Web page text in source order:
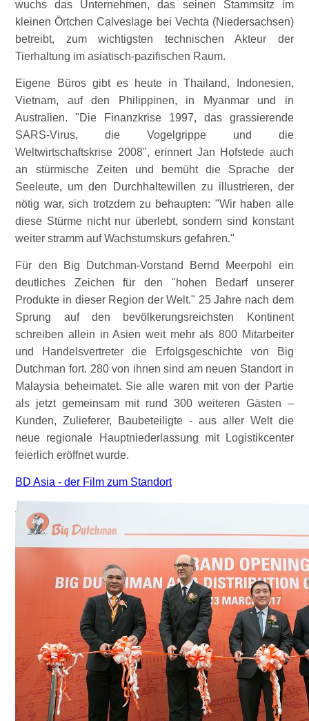
wuchs das Unternehmen, das seinen Stammsitz im
kleinen Örtchen Calveslage bei Vechta (Niedersachsen)
betreibt, zum wichtigsten technischen Akteur der
Tierhaltung im asiatisch-pazifischen Raum.
Eigene Büros gibt es heute in Thailand, Indonesien,
Vietnam, auf den Philippinen, in Myanmar und in
Australien. Die Finanzkrise 1997, das grassierende
SARS-Virus, die Vogelgrippe und die
Weltwirtschaftskrise 2008 , erinnert Jan Hofstede auch
an stürmische Zeiten und bemüht die Sprache der
Seeleute, um den Durchhaltewillen zu illustrieren, der
nötig war, sich trotzdem zu behaupten:
Wir haben alle
diese Stürme nicht nur überlebt, sondern sind konstant
weiter stramm auf Wachstumskurs gefahren.
Für den Big Dutchman-Vorstand Bernd Meerpohl ein
deutliches Zeichen für den
hohen Bedarf unserer
Produkte in dieser Region der Welt.
25 Jahre nach dem
Sprung auf den bevölkerungsreichsten Kontinent
schreiben allein in Asien weit mehr als 800 Mitarbeiter
und Handelsvertreter die Erfolgsgeschichte von Big
Dutchman fort. 280 von ihnen sind am neuen Standort in
Malaysia beheimatet. Sie alle waren mit von der Partie
als jetzt gemeinsam mit rund 300 weiteren Gästen –
Kunden, Zulieferer, Baubeteiligte - aus aller Welt die
neue regionale Hauptniederlassung mit Logistikcenter
feierlich eröffnet wurde.
BD Asia - der Film zum Standort